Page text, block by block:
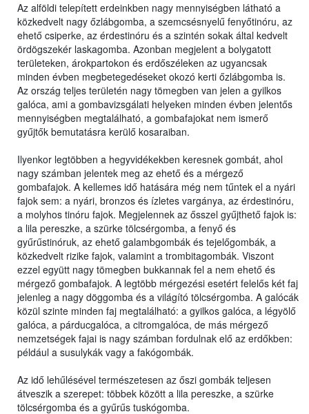
Az alföldi telepített erdeinkben nagy mennyiségben látható a
közkedvelt nagy őzlábgomba, a szemcsésnyelű fenyőtinóru, az
ehető csiperke, az érdestinóru és a szintén sokak által kedvelt
ördögszekér laskagomba. Azonban megjelent a bolygatott
területeken, árokpartokon és erdőszéleken az ugyancsak
minden évben megbetegedéseket okozó kerti őzlábgomba is.
Az ország teljes területén nagy tömegben van jelen a gyilkos
galóca, ami a gombavizsgálati helyeken minden évben jelentős
mennyiségben megtalálható, a gombafajokat nem ismerő
gyűjtők bemutatásra kerülő kosaraiban.
Ilyenkor legtöbben a hegyvidékekben keresnek gombát, ahol
nagy számban jelentek meg az ehető és a mérgező
gombafajok. A kellemes idő hatására még nem tűntek el a nyári
fajok sem: a nyári, bronzos és ízletes vargánya, az érdestinóru,
a molyhos tinóru fajok. Megjelennek az ősszel gyűjthető fajok is:
a lila pereszke, a szürke tölcsérgomba, a fenyő és
gyűrűstinóruk, az ehető galambgombák és tejelőgombák, a
közkedvelt rizike fajok, valamint a trombitagombák. Viszont
ezzel együtt nagy tömegben bukkannak fel a nem ehető és
mérgező gombafajok. A legtöbb mérgezési esetért felelős két faj
jelenleg a nagy döggomba és a világító tölcsérgomba. A galócák
közül szinte minden faj megtalálható: a gyilkos galóca, a légyölő
galóca, a párducgalóca, a citromgalóca, de más mérgező
nemzetségek fajai is nagy számban fordulnak elő az erdőkben:
például a susulykák vagy a fakógombák.
Az idő lehűlésével természetesen az őszi gombák teljesen
átveszik a szerepet: többek között a lila pereszke, a szürke
tölcsérgomba és a gyűrűs tuskógomba.